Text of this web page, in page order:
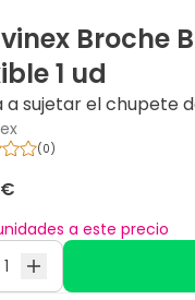
Broche
1 ud
a sujetar el chupete
(0)
a este precio